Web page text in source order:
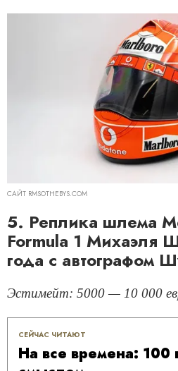
САЙТ RMSOTHEBYS.COM
5. Реплика шлема
Formula 1 Михаэля
года с автографом
Эстимейт: 5000 — 10 000
СЕЙЧАС ЧИТАЮТ
На все времена: 100